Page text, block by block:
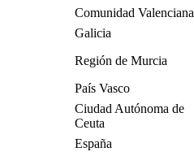
Comunidad Valenciana
Galicia
Región de Murcia
País Vasco
Ciudad Autónoma de
Ceuta
España